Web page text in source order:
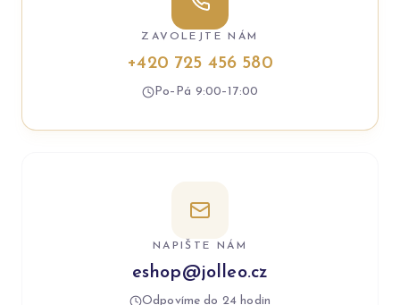
ZAVOLEJTE NÁM
+420 725 456 580
Po–Pá 9:00–17:00
NAPIŠTE NÁM
eshop@jolleo.cz
Odpovíme do 24 hodin